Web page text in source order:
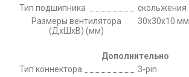
Тип подшипника
скольжения
Размеры вентилятора
(ДхШхВ) (мм)
30x30x10 мм
Дополнительно
Тип коннектора
3-pin